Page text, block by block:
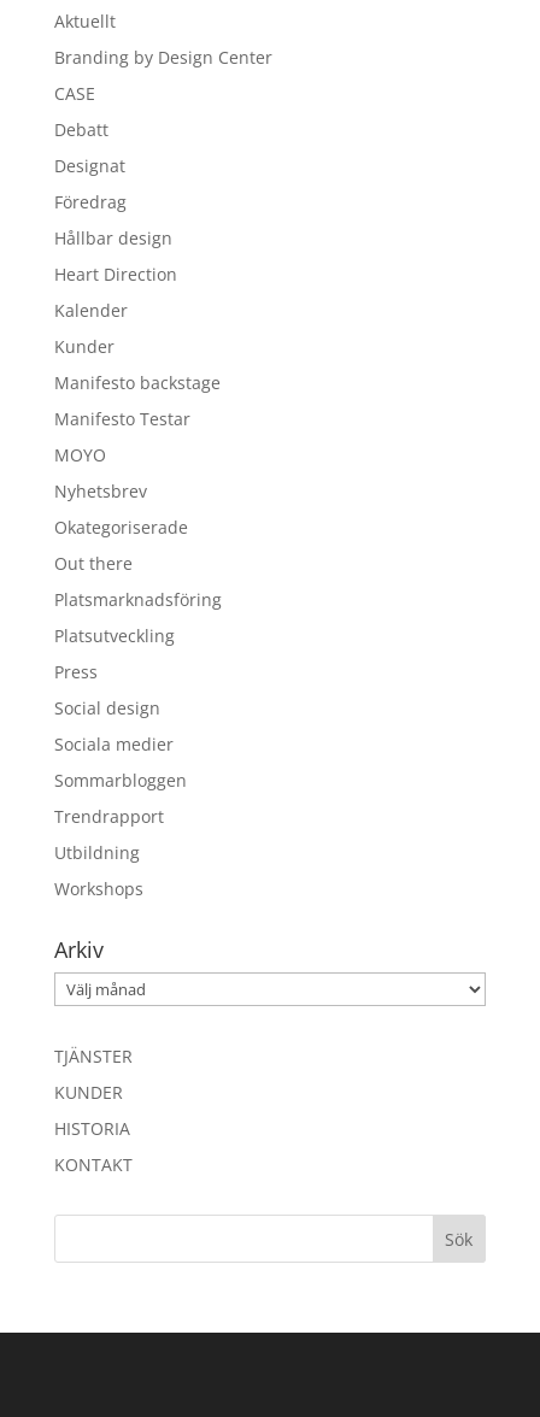
Aktuellt
Branding by Design Center
CASE
Debatt
Designat
Föredrag
Hållbar design
Heart Direction
Kalender
Kunder
Manifesto backstage
Manifesto Testar
MOYO
Nyhetsbrev
Okategoriserade
Out there
Platsmarknadsföring
Platsutveckling
Press
Social design
Sociala medier
Sommarbloggen
Trendrapport
Utbildning
Workshops
Arkiv
Arkiv
TJÄNSTER
KUNDER
HISTORIA
KONTAKT